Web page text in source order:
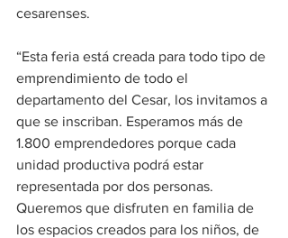
cesarenses.
“Esta feria está creada para todo tipo de
emprendimiento de todo el
departamento del Cesar, los invitamos a
que se inscriban. Esperamos más de
1.800 emprendedores porque cada
unidad productiva podrá estar
representada por dos personas.
Queremos que disfruten en familia de
los espacios creados para los niños, de